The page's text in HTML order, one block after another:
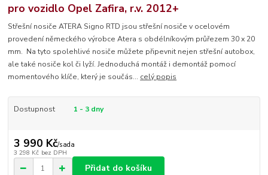
pro vozidlo Opel Zafira, r.v. 2012+
Střešní nosiče ATERA Signo RTD jsou střešní nosiče v ocelovém
provedení německého výrobce Atera s obdélníkovým průřezem 30 x 20
mm. Na tyto spolehlivé nosiče můžete připevnit nejen střešní autobox,
ale také nosiče kol či lyží. Jednoduchá montáž i demontáž pomocí
momentového klíče, který je součás... celý popis
Dostupnost 1 - 3 dny
3 990 Kč/sada
3 298 Kč bez DPH
Přidat do košíku